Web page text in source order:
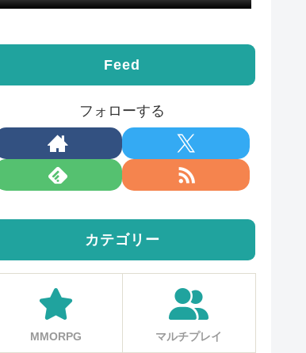
MMORPG”
Feed
フォローする
カテゴリー
MMORPG マルチプレイ